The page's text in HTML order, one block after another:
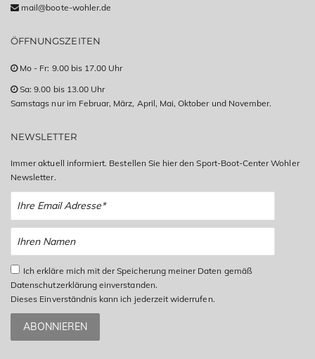
mail@boote-wohler.de
ÖFFNUNGSZEITEN
Mo - Fr: 9.00 bis 17.00 Uhr
Sa: 9.00 bis 13.00 Uhr
Samstags nur im Februar, März, April, Mai, Oktober und November.
NEWSLETTER
Immer aktuell informiert. Bestellen Sie hier den Sport-Boot-Center Wohler
Newsletter.
Ich erkläre mich mit der Speicherung meiner Daten gemäß
Datenschutzerklärung einverstanden.
Dieses Einverständnis kann ich jederzeit widerrufen.
ABONNIEREN